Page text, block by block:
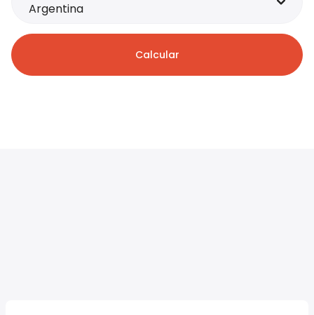
Argentina
Calcular